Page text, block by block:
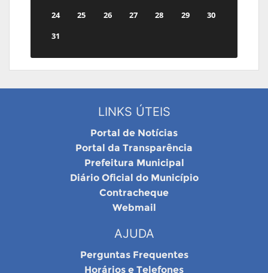
24
25 26 27 28 29
30
31
LINKS ÚTEIS
Portal de Notícias
Portal da Transparência
Prefeitura Municipal
Diário Oficial do Município
Contracheque
Webmail
AJUDA
Perguntas Frequentes
Horários e Telefones